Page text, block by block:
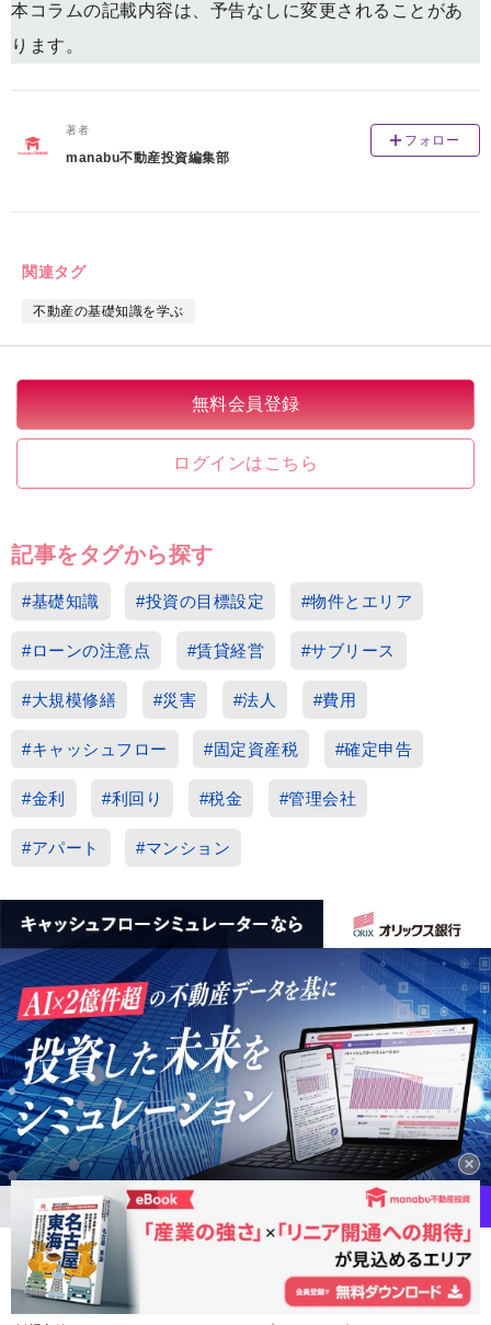
本コラムの記載内容は、予告なしに変更されることがあ
ります。
著者
manabu不動産投資編集部
フォロー
関連タグ
不動産の基礎知識を学ぶ
無料会員登録
ログインはこちら
記事をタグから探す
#基礎知識 #投資の目標設定 #物件とエリア
#ローンの注意点 #賃貸経営 #サブリース
#大規模修繕 #災害 #法人 #費用
#キャッシュフロー #固定資産税 #確定申告
#金利 #利回り #税金 #管理会社
#アパート #マンション
「manabu不動産投資」のコンセプト 編集方針